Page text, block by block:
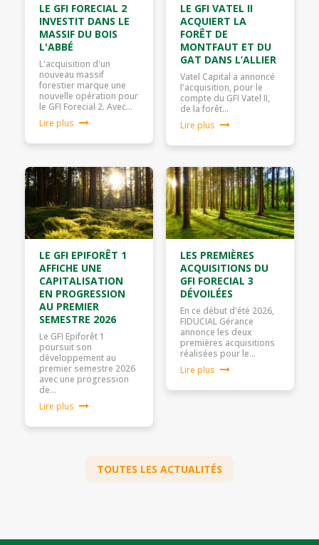
LE GFI FORECIAL 2
INVESTIT DANS LE
MASSIF DU BOIS
L'ABBÉ
L'acquisition d'un
nouveau massif
forestier marque une
nouvelle opération pour
le GFI Forecial 2. Avec…
Lire plus
LE GFI VATEL II
ACQUIERT LA
FORÊT DE
MONTFAUT ET DU
GAT DANS L’ALLIER
Vatel Capital a annoncé
l'acquisition, pour le
compte du GFI Vatel II,
de la forêt…
Lire plus
LE GFI EPIFORÊT 1
AFFICHE UNE
CAPITALISATION
EN PROGRESSION
AU PREMIER
SEMESTRE 2026
Le GFI Epiforêt 1
poursuit son
développement au
premier semestre 2026
avec une progression
de…
Lire plus
LES PREMIÈRES
ACQUISITIONS DU
GFI FORECIAL 3
DÉVOILÉES
En ce début d'été 2026,
FIDUCIAL Gérance
annonce les deux
premières acquisitions
réalisées pour le…
Lire plus
TOUTES LES ACTUALITÉS